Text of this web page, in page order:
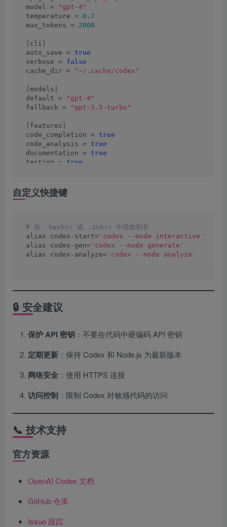
model =
"gpt-4"
temperature = 0.7
max_tokens = 2000
[ cli ]
auto_save = true
verbose = false
cache_dir =
"~/.cache/codex"
[models ]
default =
"gpt-4"
fallback =
"gpt-3.5-turbo"
[ features ]
code_completion = true
code_analysis = true
documentation = true
testing = true
自定义快捷键
# 在 .bashrc 或 .zshrc 中添加别名
alias codex-start= 'codex --mode interactive'
alias codex-gen= 'codex --mode generate'
alias codex-analyze= 'codex --mode analyze'
🔒 安全建议
保护 API 密钥 ：不要在代码中硬编码 API 密钥
定期更新 ：保持 Codex 和 Node.js 为最新版本
网络安全 ：使用 HTTPS 连接
访问控制 ：限制 Codex 对敏感代码的访问
📞 技术支持
官方资源
OpenAI Codex 文档
GitHub 仓库
Issue 跟踪